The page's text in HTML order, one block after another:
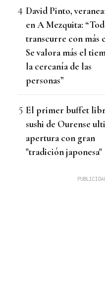
David Pinto,
en A Mezquita:
transcurre con más
Se valora más el
la cercanía de las
personas”
El primer buffet
sushi de Ourense
apertura con gran
"tradición japonesa"